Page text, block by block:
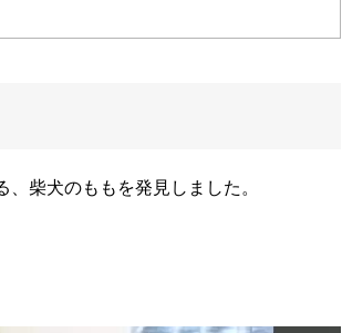
柴犬のももを発見しました。